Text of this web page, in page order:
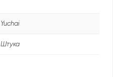
Yuchai
Штука